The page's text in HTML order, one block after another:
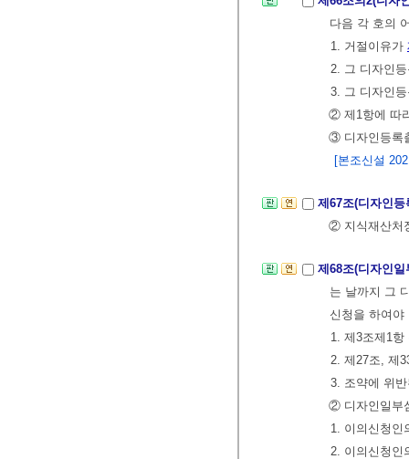
다음 각 호의
1. 거절이유가
2. 그 디자인
3. 그 디자인
② 제1항에 따
③ 디자인등록
[본조신설
제67조(디자인
② 지식재산처
제68조(디자인
는 날까지 그
신청을 하여
1. 제3조제1
2. 제27조, 제
3. 조약에 위
② 디자인일부
1. 이의신청인
2. 이의신청인